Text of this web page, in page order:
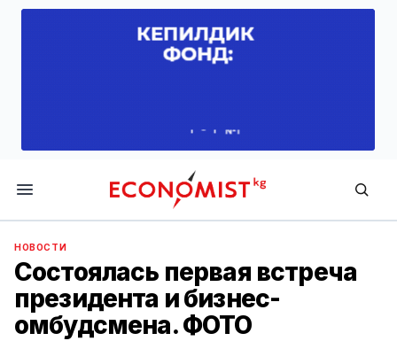
Economist.kg
НОВОСТИ
Состоялась первая встреча
президента и бизнес-
омбудсмена. ФОТО